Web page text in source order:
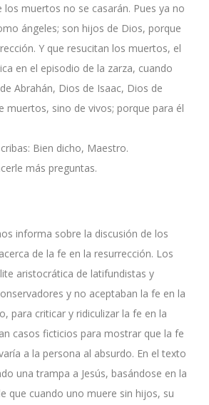
los muertos no se casarán. Pues ya no
ángeles; son hijos de Dios, porque
Y que resucitan los muertos, el
en el episodio de la zarza, cuando
Abrahán, Dios de Isaac, Dios de
muertos, sino de vivos; porque para él
Bien dicho, Maestro.
más preguntas.
informa sobre la discusión de los
de la fe en la resurrección. Los
aristocrática de latifundistas y
y no aceptaban la fe en la
para criticar y ridiculizar la fe en la
casos ficticios para mostrar que la fe
a la persona al absurdo. En el texto
una trampa a Jesús, basándose en la
que cuando uno muere sin hijos, su